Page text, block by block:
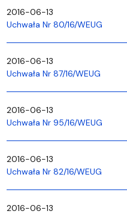
2016-06-13
Uchwała Nr 80/16/WEUG
2016-06-13
Uchwała Nr 87/16/WEUG
2016-06-13
Uchwała Nr 95/16/WEUG
2016-06-13
Uchwała Nr 82/16/WEUG
2016-06-13